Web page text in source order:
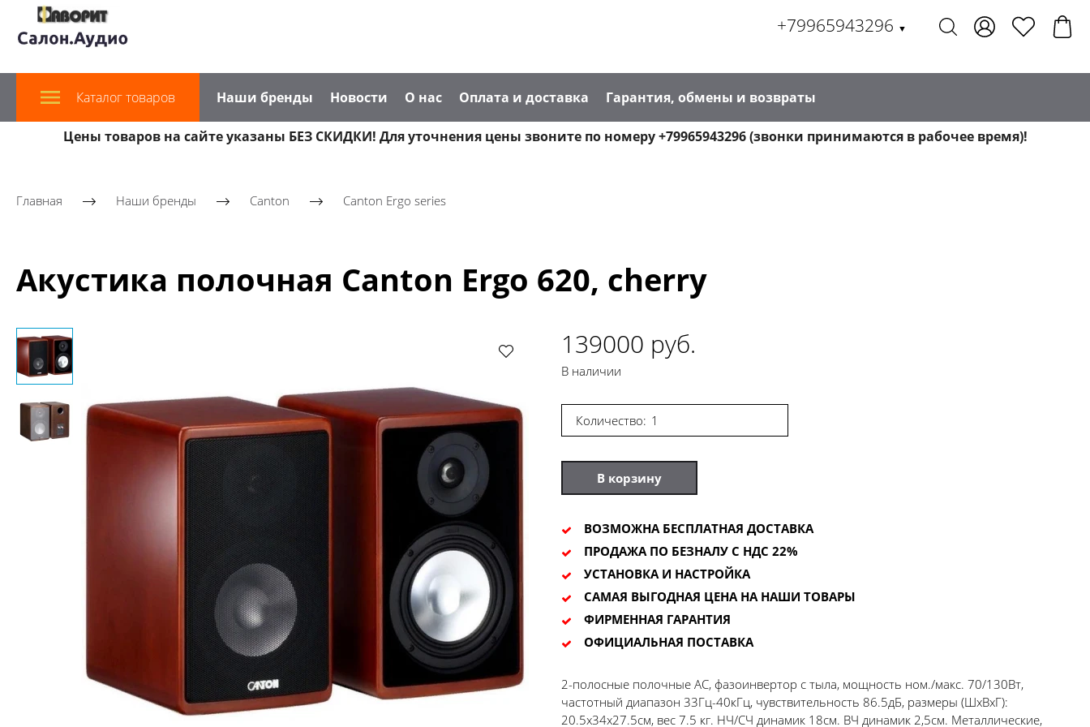
+79965943296 ▼
Каталог товаров Наши бренды Новости О нас Оплата и доставка Гарантия, обмены и возвраты
Цены товаров на сайте указаны БЕЗ СКИДКИ! Для уточнения цены звоните по номеру +79965943296 (звонки принимаются в рабочее время)!
Главная Наши бренды Canton Canton Ergo series
Акустика полочная Canton Ergo 620, cherry
139000 руб.
В наличии
Количество:
В корзину
ВОЗМОЖНА БЕСПЛАТНАЯ ДОСТАВКА
ПРОДАЖА ПО БЕЗНАЛУ С НДС 22%
УСТАНОВКА И НАСТРОЙКА
САМАЯ ВЫГОДНАЯ ЦЕНА НА НАШИ ТОВАРЫ
ФИРМЕННАЯ ГАРАНТИЯ
ОФИЦИАЛЬНАЯ ПОСТАВКА
2-полосные полочные АС, фазоинвертор с тыла, мощность ном./макс. 70/130Вт,
частотный диапазон 33Гц-40кГц, чувствительность 86.5дБ, размеры (ШхВхГ):
20.5х34х27.5см, вес 7.5 кг. НЧ/СЧ динамик 18см. ВЧ динамик 2,5см. Металлические,